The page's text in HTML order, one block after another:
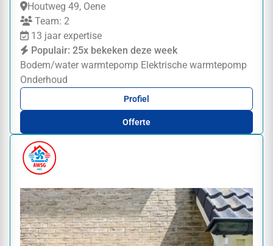
Houtweg 49, Oene
Team: 2
13 jaar expertise
Populair: 25x bekeken deze week
Bodem/water warmtepomp Elektrische warmtepomp
Onderhoud
Profiel
Offerte